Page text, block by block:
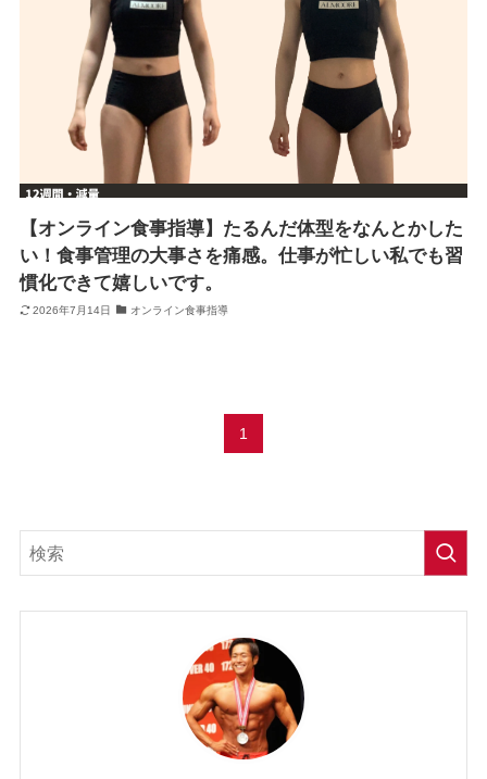
【オンライン食事指導】たるんだ体型をなんとかした
い！食事管理の大事さを痛感。仕事が忙しい私でも習
慣化できて嬉しいです。
2026年7月14日 オンライン食事指導
1